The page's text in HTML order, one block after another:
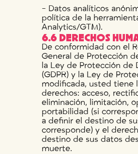
- Datos analíticos
política de la
Analytics/GTM).
6.6 DERECHOS
De conformidad con el
General de Protección
la Ley de Protección de
(GDPR) y la Ley de
modificada, usted tiene
derechos: acceso,
eliminación, limitación,
portabilidad (si
a definir el destino de
corresponde) y el
destino de sus datos
muerte.